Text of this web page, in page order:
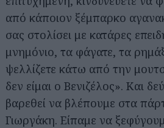
από κάποιον ξέμπαρκο
σας στολίσει με κατάρες
μνημόνιο, τα φάγατε, τα
ψελλίζετε κάτω από την
δεν είμαι ο Βενιζέλος». Και
βαρεθεί να βλέπουμε στα
Γιωργάκη. Είπαμε να